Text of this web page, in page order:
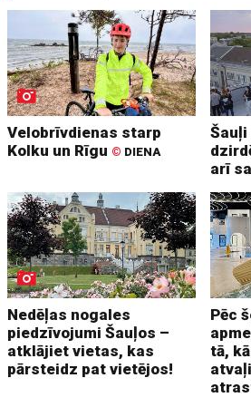
Velobrīvdienas starp
Kolku un Rīgu © DIENA
arī
Nedēļas nogales
piedzīvojumi Šauļos –
atklājiet vietas, kas
pārsteidz pat vietējos!
Pēc
tā,